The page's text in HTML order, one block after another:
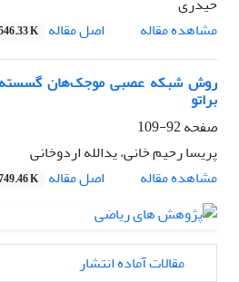
مشاهده مقاله
اصل مقاله K
روش شبکه عصبی موجک‌هان گسسته
براتو
صفحه92-109
پریسا رحیم خانی، یدالله اردوخانی
مشاهده مقاله
اصل مقاله K
مقالات آماده انتشار